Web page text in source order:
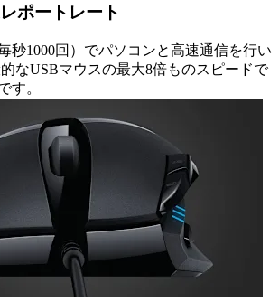
ポートレート
秒1000回）でパソコンと高速通信を行い
なUSBマウスの最大8倍ものスピードで
す。